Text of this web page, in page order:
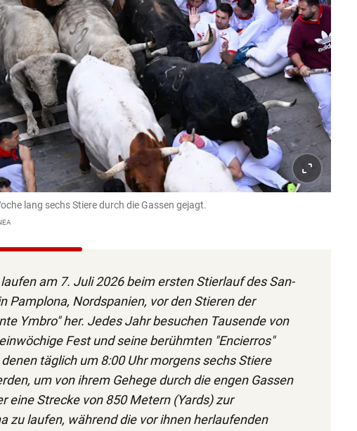
lang sechs Stiere durch die Gassen gejagt.
am 7. Juli 2026 beim ersten Stierlauf des San-
Pamplona, Nordspanien, vor den Stieren der
Ymbro" her. Jedes Jahr besuchen Tausende von
Fest und seine berühmten "Encierros"
täglich um 8:00 Uhr morgens sechs Stiere
um von ihrem Gehege durch die engen Gassen
eine Strecke von 850 Metern (Yards) zur
zu laufen, während die vor ihnen herlaufenden